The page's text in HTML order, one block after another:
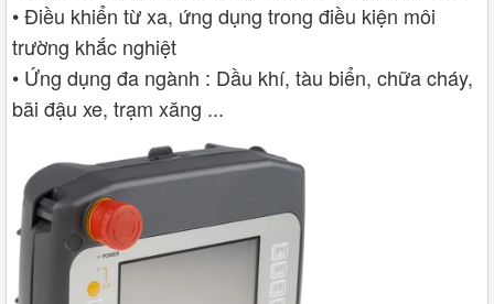
• Điều khiển từ xa, ứng dụng trong điều kiện môi
trường khắc nghiệt
• Ứng dụng đa ngành : Dầu khí, tàu biển, chữa cháy,
bãi đậu xe, trạm xăng ...